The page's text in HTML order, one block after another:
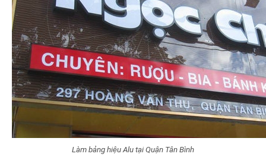
Làm bảng hiệu Alu tại Quận Tân Bình